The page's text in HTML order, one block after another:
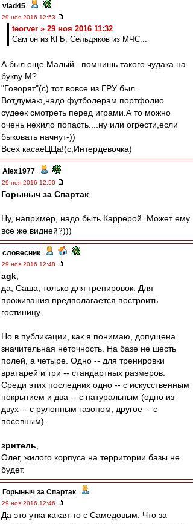
vlad45 -
29 ноя 2016 12:53
teorver » 29 ноя 2016 11:32
Сам он из КГБ, Сельдяков из МЧС...
А был еще Малый...помнишь такого чудака на
букву М?
"Говорят"(с) тот вовсе из ГРУ был.
Вот,думаю,надо футболерам портфолио
судеек смотреть перед играми.А то можно
очень нехило попасть....ну или огрести,если
быковать начнут-))
Всех касаеЦЦа!(с,Интердевочка)
Alex1977 -
29 ноя 2016 12:50
Горыныч за Спартак
Ну, например, надо быть Каррерой. Может ему
все же видней?)))
словесник -
29 ноя 2016 12:48
agk
да, Саша, только для тренировок. Для
проживания предполагается построить
гостиницу.
Но в публикации, как я понимаю, допущена
значительная неточность. На базе не шесть
полей, а четыре. Одно -- для тренировки
вратарей и три -- стандартных размеров.
Среди этих последних одно -- с искусственным
покрытием и два -- с натуральным (одно из
двух -- с рулонным газоном, другое -- с
посевным).
зритель
Олег, жилого корпуса на территории базы не
будет.
Горыныч за Спартак -
29 ноя 2016 12:46
Да это утка какая-то с Самедовым. Что за